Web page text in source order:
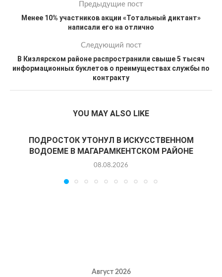
Предыдущие пост
Менее 10% участников акции «Тотальный диктант»
написали его на отлично
Следующий пост
В Кизлярском районе распространили свыше 5 тысяч
информационных буклетов о преимуществах службы по
контракту
YOU MAY ALSO LIKE
ПОДРОСТОК УТОНУЛ В ИСКУССТВЕННОМ
ВОДОЕМЕ В МАГАРАМКЕНТСКОМ РАЙОНЕ
08.08.2026
Август 2026